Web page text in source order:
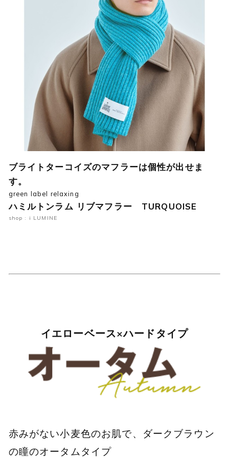
ブライトターコイズのマフラーは個性が出せま
す。
green label relaxing
ハミルトンラム リブマフラー TURQUOISE
shop : i LUMINE
イエローベース×ハードタイプ
赤みがない小麦色のお肌で、ダークブラウン
の瞳のオータムタイプ